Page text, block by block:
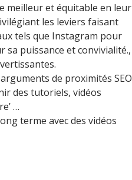
meilleur et équitable en leur
les leviers faisant
tels que Instagram pour
sa puissance et convivialité.,
de proximités SEO
des tutoriels, vidéos
…
terme avec des vidéos